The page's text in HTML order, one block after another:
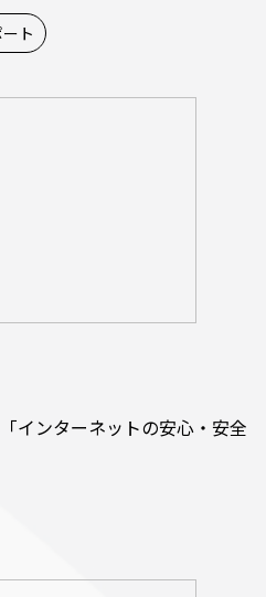
ト
インターネットの安心・安全